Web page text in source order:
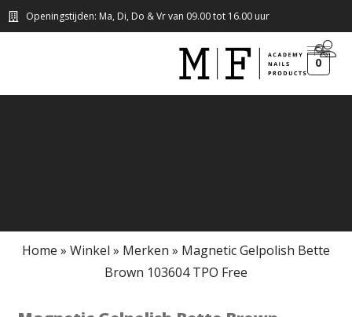
Openingstijden: Ma, Di, Do & Vr van 09.00 tot 16.00 uur
0
Home » Winkel » Merken » Magnetic Gelpolish Bette
Brown 103604 TPO Free